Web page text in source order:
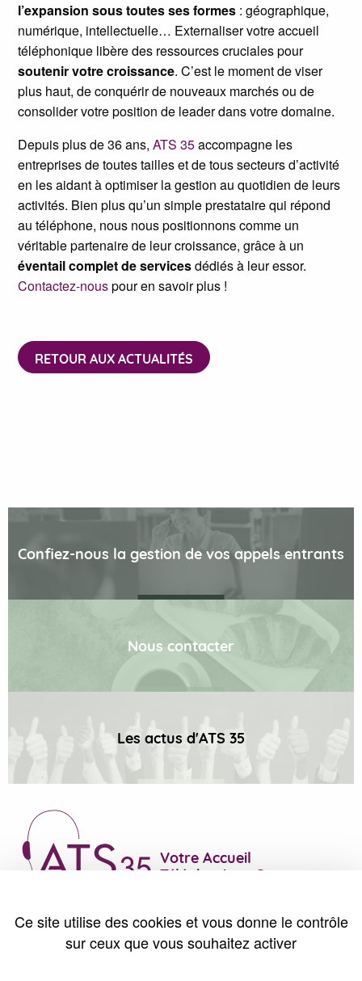
l’expansion sous toutes ses formes : géographique,
numérique, intellectuelle… Externaliser votre accueil
téléphonique libère des ressources cruciales pour
soutenir votre croissance. C’est le moment de viser
plus haut, de conquérir de nouveaux marchés ou de
consolider votre position de leader dans votre domaine.
Depuis plus de 36 ans, ATS 35accompagne les
entreprises de toutes tailles et de tous secteurs d’activité
en les aidant à optimiser la gestion au quotidien de leurs
activités. Bien plus qu’un simple prestataire qui répond
au téléphone, nous nous positionnons comme un
véritable partenaire de leur croissance, grâce à un
éventail complet de servicesdédiés à leur essor.
Contactez-nouspour en savoir plus !
RETOUR AUX ACTUALITÉS
Confiez-nous la gestion de vos appels entrants
Nous contacter
Les actus d'ATS 35
Votre Accueil
Téléphonique Sur mesure
Rue des Iles Kerguelen
35760 Saint-Grégoire
Ce site utilise des cookies et vous donne le contrôle
sur ceux que vous souhaitez activer